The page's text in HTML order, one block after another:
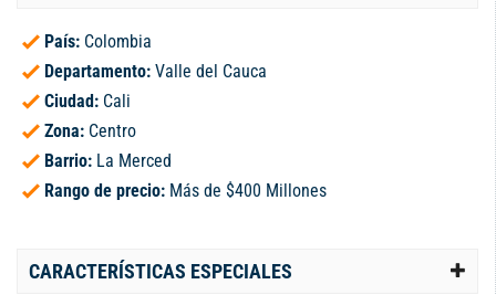
País: Colombia
Departamento: Valle del Cauca
Ciudad: Cali
Zona: Centro
Barrio: La Merced
Rango de precio: Más de $400 Millones
CARACTERÍSTICAS ESPECIALES